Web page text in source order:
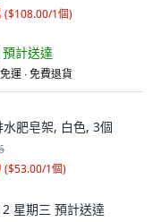
($108.00/1個)
預計送達
運 ∙ 免費退貨
肥皂架, 白色, 3個
($53.00/1個)
星期三 預計送達